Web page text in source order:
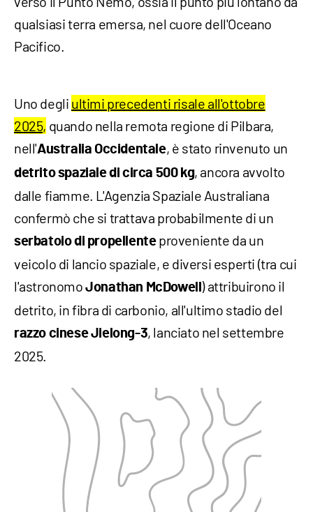
qualsiasi terra emersa, nel cuore dell'Oceano
Pacifico.
Uno degli ultimi precedenti risale all'ottobre
2025, quando nella remota regione di Pilbara,
nell'Australia Occidentale, è stato rinvenuto un
detrito spaziale di circa 500 kg, ancora avvolto
dalle fiamme. L'Agenzia Spaziale Australiana
confermò che si trattava probabilmente di un
serbatoio di propellenteproveniente da un
veicolo di lancio spaziale, e diversi esperti (tra cui
l'astronomoJonathan McDowell ) attribuirono il
detrito, in fibra di carbonio, all'ultimo stadio del
razzo cinese Jielong-3, lanciato nel settembre
2025.